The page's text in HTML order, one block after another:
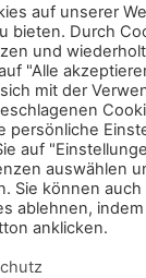
auf unserer
bieten. Durch
und
"Alle
mit der
persönliche
auf
auswählen
Sie können auch
ablehnen, indem
anklicken.